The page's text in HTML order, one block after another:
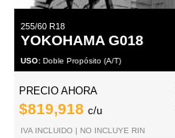
255/60 R18
YOKOHAMA G018
USO: Doble Propósito (A/T)
PRECIO AHORA
$819,918 c/u
IVA INCLUIDO | NO INCLUYE RIN